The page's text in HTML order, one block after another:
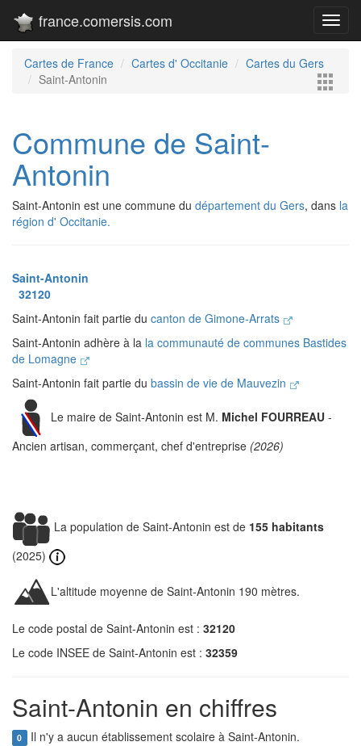
france.comersis.com
Cartes de France Cartes d' Occitanie
Cartes du Gers
Saint-Antonin
Commune de Saint-
Antonin
Saint-Antonin est une commune du département du Gers, dans la
région d' Occitanie.
Saint-Antonin
32120
Saint-Antonin fait partie du canton de Gimone-Arrats
Saint-Antonin adhère à la la communauté de communes Bastides
de Lomagne
Saint-Antonin fait partie du bassin de vie de Mauvezin
Le maire de Saint-Antonin est M. Michel FOURREAU -
Ancien artisan, commerçant, chef d'entreprise (2026)
La population de Saint-Antonin est de 155 habitants
(2025)
L'altitude moyenne de Saint-Antonin 190 mètres.
Le code postal de Saint-Antonin est : 32120
Le code INSEE de Saint-Antonin est : 32359
Saint-Antonin en chiffres
0 Il n'y a aucun établissement scolaire à Saint-Antonin.